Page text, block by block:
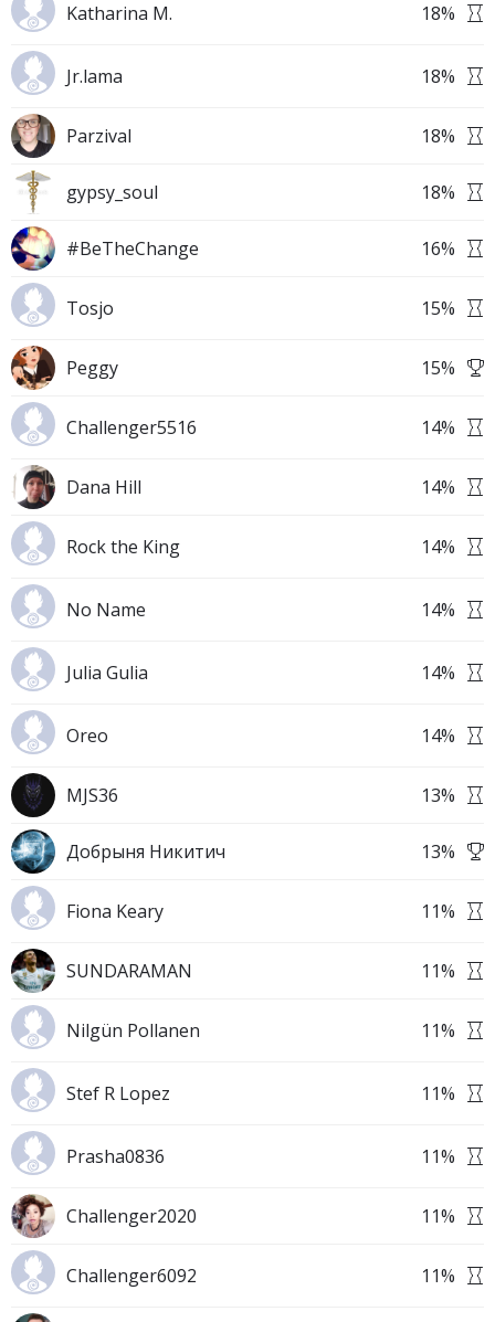
Katharina M. 18%
Jr.lama 18%
Parzival 18%
gypsy_soul 18%
#BeTheChange 16%
Tosjo 15%
Peggy 15%
Challenger5516 14%
Dana Hill 14%
Rock the King 14%
No Name 14%
Julia Gulia 14%
Oreo 14%
MJS36 13%
Добрыня Никитич 13%
Fiona Keary 11%
SUNDARAMAN 11%
Nilgün Pollanen 11%
Stef R Lopez 11%
Prasha0836 11%
Challenger2020 11%
Challenger6092 11%